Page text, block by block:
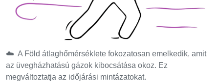
☁️ A Föld átlaghőmérséklete fokozatosan emelkedik, amit
az üvegházhatású gázok kibocsátása okoz. Ez
megváltoztatja az időjárási mintázatokat.